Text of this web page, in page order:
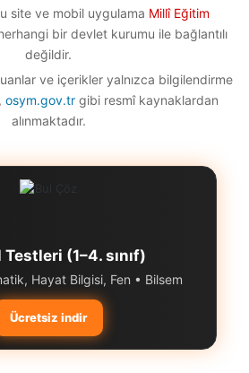
site ve mobil uygulama Millî Eğitim
bir devlet kurumu ile bağlantılı
değildir.
ve içerikler yalnızca bilgilendirme
osym.gov.trgibi resmî kaynaklardan
alınmaktadır.
(1–4. sınıf)
Hayat Bilgisi, Fen • Bilsem
Ücretsiz indir